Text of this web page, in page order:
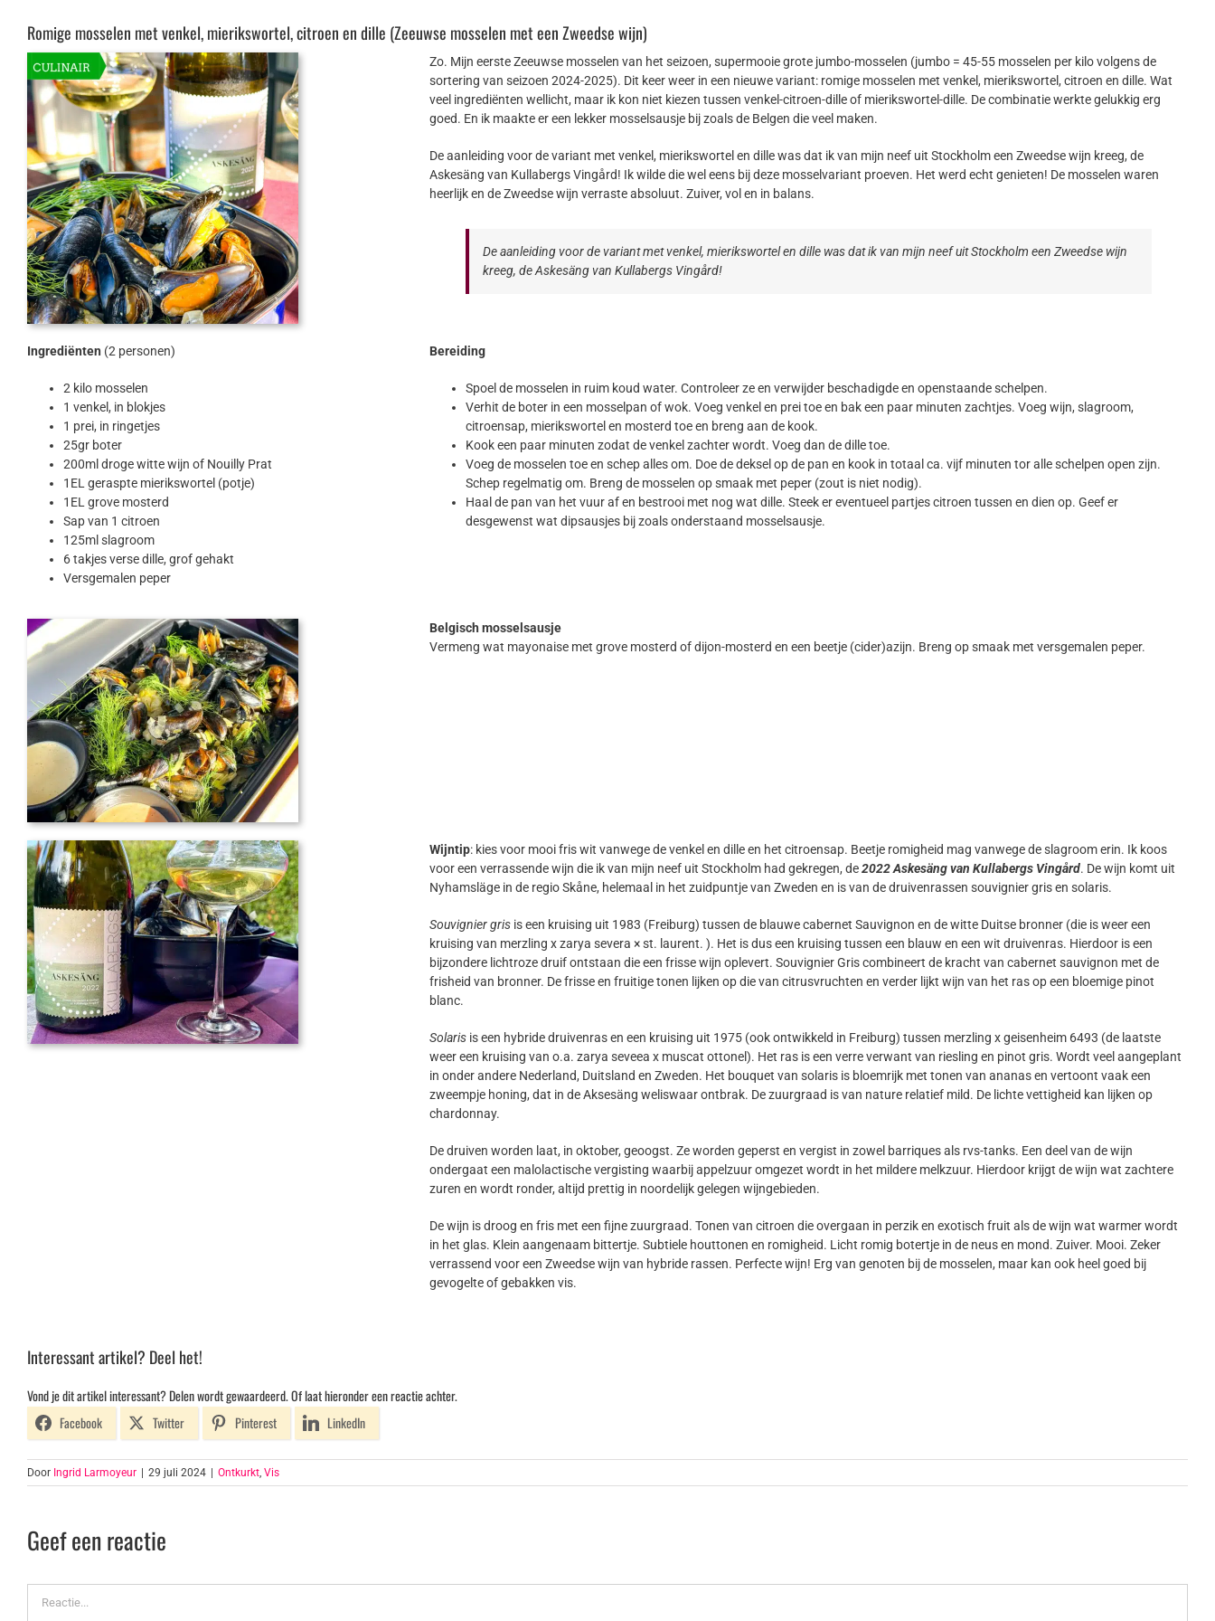
Romige mosselen met venkel, mierikswortel, citroen en dille (Zeeuwse mosselen met een Zweedse wijn)
Zo. Mijn eerste Zeeuwse mosselen van het seizoen, supermooie grote jumbo-mosselen (jumbo = 45-55 mosselen per kilo volgens de
sortering van seizoen 2024-2025). Dit keer weer in een nieuwe variant: romige mosselen met venkel, mierikswortel, citroen en dille. Wat
veel ingrediënten wellicht, maar ik kon niet kiezen tussen venkel-citroen-dille of mierikswortel-dille. De combinatie werkte gelukkig erg
goed. En ik maakte er een lekker mosselsausje bij zoals de Belgen die veel maken.
De aanleiding voor de variant met venkel, mierikswortel en dille was dat ik van mijn neef uit Stockholm een Zweedse wijn kreeg, de
Askesäng van Kullabergs Vingård! Ik wilde die wel eens bij deze mosselvariant proeven. Het werd echt genieten! De mosselen waren
heerlijk en de Zweedse wijn verraste absoluut. Zuiver, vol en in balans.
De aanleiding voor de variant met venkel, mierikswortel en dille was dat ik van mijn neef uit Stockholm een Zweedse wijn
kreeg, de Askesäng van Kullabergs Vingård!
Ingrediënten (2 personen)
2 kilo mosselen
1 venkel, in blokjes
1 prei, in ringetjes
25gr boter
200ml droge witte wijn of Nouilly Prat
1EL geraspte mierikswortel (potje)
1EL grove mosterd
Sap van 1 citroen
125ml slagroom
6 takjes verse dille, grof gehakt
Versgemalen peper
Bereiding
Spoel de mosselen in ruim koud water. Controleer ze en verwijder beschadigde en openstaande schelpen.
Verhit de boter in een mosselpan of wok. Voeg venkel en prei toe en bak een paar minuten zachtjes. Voeg wijn, slagroom,
citroensap, mierikswortel en mosterd toe en breng aan de kook.
Kook een paar minuten zodat de venkel zachter wordt. Voeg dan de dille toe.
Voeg de mosselen toe en schep alles om. Doe de deksel op de pan en kook in totaal ca. vijf minuten tor alle schelpen open zijn.
Schep regelmatig om. Breng de mosselen op smaak met peper (zout is niet nodig).
Haal de pan van het vuur af en bestrooi met nog wat dille. Steek er eventueel partjes citroen tussen en dien op. Geef er
desgewenst wat dipsausjes bij zoals onderstaand mosselsausje.
Belgisch mosselsausje
Vermeng wat mayonaise met grove mosterd of dijon-mosterd en een beetje (cider)azijn. Breng op smaak met versgemalen peper.
Wijntip: kies voor mooi fris wit vanwege de venkel en dille en het citroensap. Beetje romigheid mag vanwege de slagroom erin. Ik koos
voor een verrassende wijn die ik van mijn neef uit Stockholm had gekregen, de2022 Askesäng van Kullabergs Vingård. De wijn komt uit
Nyhamsläge in de regio Skåne, helemaal in het zuidpuntje van Zweden en is van de druivenrassen souvignier gris en solaris.
Souvignier gris is een kruising uit 1983 (Freiburg) tussen de blauwe cabernet Sauvignon en de witte Duitse bronner (die is weer een
kruising van merzling x zarya severa × st. laurent. ). Het is dus een kruising tussen een blauw en een wit druivenras. Hierdoor is een
bijzondere lichtroze druif ontstaan die een frisse wijn oplevert. Souvignier Gris combineert de kracht van cabernet sauvignon met de
frisheid van bronner. De frisse en fruitige tonen lijken op die van citrusvruchten en verder lijkt wijn van het ras op een bloemige pinot
blanc.
Solaris is een hybride druivenras en een kruising uit 1975 (ook ontwikkeld in Freiburg) tussen merzling x geisenheim 6493 (de laatste
weer een kruising van o.a. zarya seveea x muscat ottonel). Het ras is een verre verwant van riesling en pinot gris. Wordt veel aangeplant
in onder andere Nederland, Duitsland en Zweden. Het bouquet van solaris is bloemrijk met tonen van ananas en vertoont vaak een
zweempje honing, dat in de Aksesäng weliswaar ontbrak. De zuurgraad is van nature relatief mild. De lichte vettigheid kan lijken op
chardonnay.
De druiven worden laat, in oktober, geoogst. Ze worden geperst en vergist in zowel barriques als rvs-tanks. Een deel van de wijn
ondergaat een malolactische vergisting waarbij appelzuur omgezet wordt in het mildere melkzuur. Hierdoor krijgt de wijn wat zachtere
zuren en wordt ronder, altijd prettig in noordelijk gelegen wijngebieden.
De wijn is droog en fris met een fijne zuurgraad. Tonen van citroen die overgaan in perzik en exotisch fruit als de wijn wat warmer wordt
in het glas. Klein aangenaam bittertje. Subtiele houttonen en romigheid. Licht romig botertje in de neus en mond. Zuiver. Mooi. Zeker
verrassend voor een Zweedse wijn van hybride rassen. Perfecte wijn! Erg van genoten bij de mosselen, maar kan ook heel goed bij
gevogelte of gebakken vis.
Interessant artikel? Deel het!
Vond je dit artikel interessant? Delen wordt gewaardeerd. Of laat hieronder een reactie achter.
Facebook
Twitter Pinterest LinkedIn
Door Ingrid Larmoyeur 29 juli 2024 Ontkurkt, Vis
Geef een reactie